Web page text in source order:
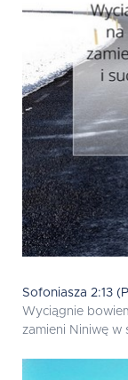
Sofoniasza 2:13
Wyciągnie
zamieni Niniwę w